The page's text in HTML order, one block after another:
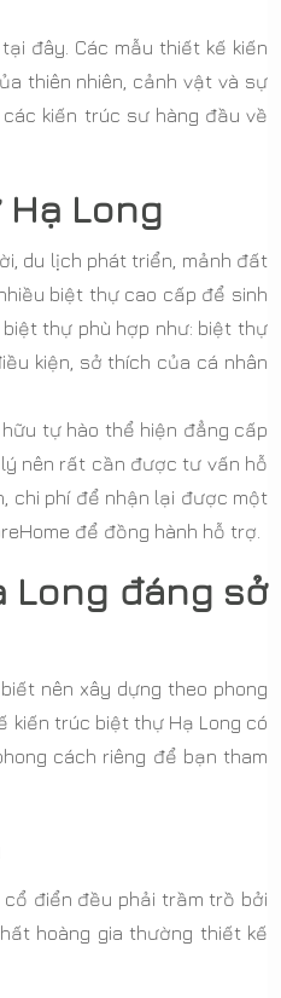
đây. Các mẫu thiết kế kiến
thiên nhiên, cảnh vật và sự
kiến trúc sư hàng đầu về
Long
du lịch phát triển, mảnh đất
biệt thự cao cấp để sinh
thự phù hợp như: biệt thự
kiện, sở thích của cá nhân
tự hào thể hiện đẳng cấp
nên rất cần được tư vấn hỗ
chi phí để nhận lại được một
để đồng hành hỗ trợ.
Long đáng sở
nên xây dựng theo phong
kiến trúc biệt thự Hạ Long có
cách riêng để bạn tham
điển đều phải trầm trồ bởi
hoàng gia thường thiết kế